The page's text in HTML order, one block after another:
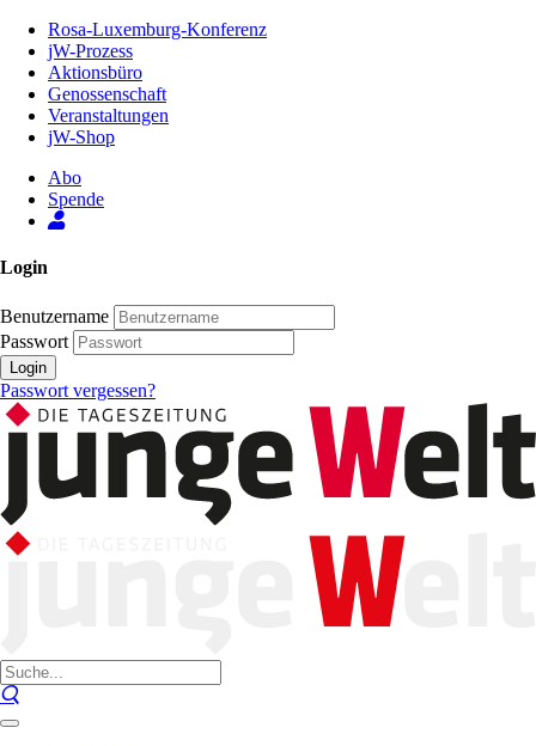
Inhalt
Seite
Rosa-Luxemburg-Konferenz
jW-Prozess
Aktionsbüro
Genossenschaft
Veranstaltungen
jW-Shop
Abo
Spende
Login
Benutzername
Passwort
Login
Passwort vergessen?